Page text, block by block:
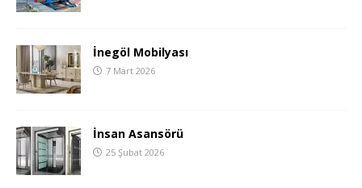
İnegöl Mobilyası
7 Mart 2026
İnsan Asansörü
25 Şubat 2026